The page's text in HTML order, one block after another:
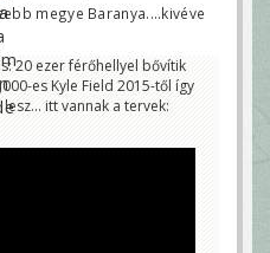
megye Baranya....kivéve
20 ezer férőhellyel bővítik
es Kyle Field 2015-től így
itt vannak a tervek: